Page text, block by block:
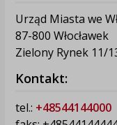
Urząd Miasta we
87-800 Włocławek
Zielony Rynek 11/
Kontakt:
tel.: +48544144000